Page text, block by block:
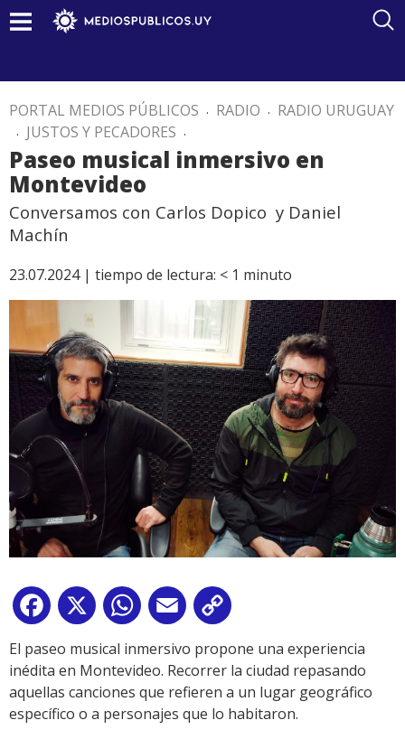
PORTAL MEDIOS PÚBLICOS . RADIO . RADIO URUGUAY
. JUSTOS Y PECADORES .
Paseo musical inmersivo en
Montevideo
Conversamos con Carlos Dopico y Daniel
Machín
23.07.2024 | tiempo de lectura: < 1 minuto
Facebook
X WhatsApp
Email
Link
El paseo musical inmersivo propone una experiencia
inédita en Montevideo. Recorrer la ciudad repasando
aquellas canciones que refieren a un lugar geográfico
específico o a personajes que lo habitaron.